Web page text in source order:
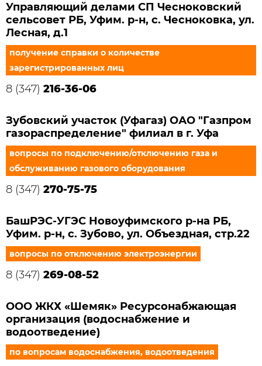
Управляющий делами СП Чесноковский
сельсовет РБ, Уфим. р-н, с. Чесноковка, ул.
Лесная, д.1
получение справки о количестве
зарегистрированных лиц
8 (347) 216-36-06
Зубовский участок (Уфагаз) ОАО "Газпром
газораспределение" филиал в г. Уфа
вопросы по подключению/отключению газа и
обслуживанию газового оборудования
8 (347) 270-75-75
БашРЭС-УГЭС Новоуфимского р-на РБ,
Уфим. р-н, с. Зубово, ул. Объездная, стр.22
вопросы по отключению электроэнергии
8 (347) 269-08-52
ООО ЖКХ «Шемяк» Ресурсонабжающая
организация (водоснабжение и
водоотведение)
по вопросам водоснабжения, водоотведения